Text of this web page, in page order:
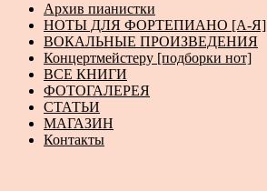
Архив пианистки
НОТЫ ДЛЯ ФОРТЕПИАНО [А-Я]
ВОКАЛЬНЫЕ ПРОИЗВЕДЕНИЯ
Концертмейстеру [подборки нот]
ВСЕ КНИГИ
ФОТОГАЛЕРЕЯ
СТАТЬИ
МАГАЗИН
Контакты